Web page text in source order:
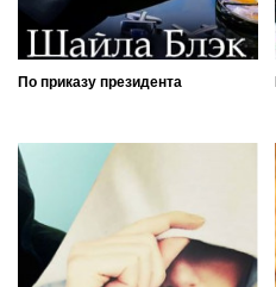
По приказу президента